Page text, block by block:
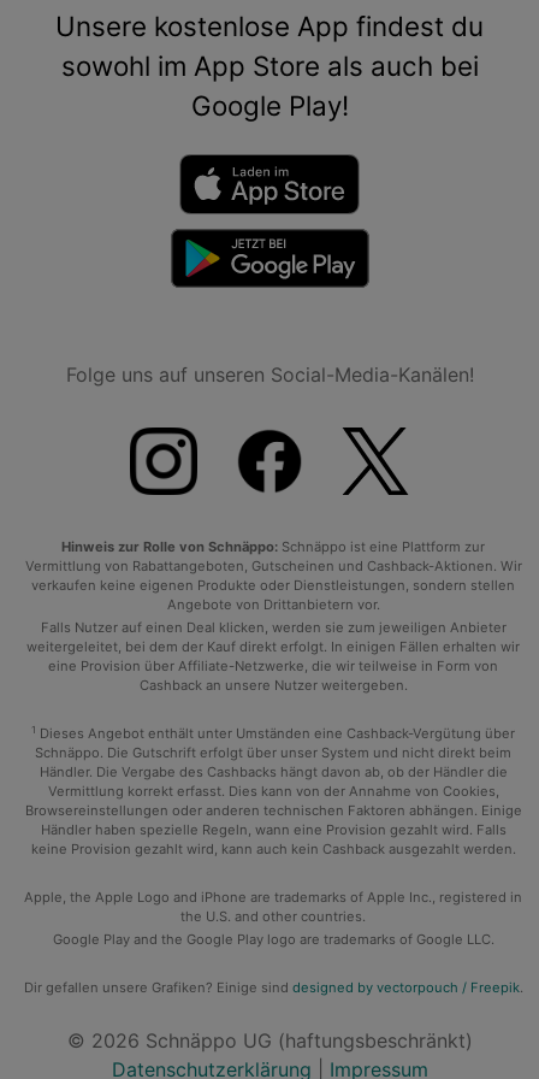
Unsere kostenlose App findest du
sowohl im App Store als auch bei
Google Play!
Folge uns auf unseren Social-Media-Kanälen!
Hinweis zur Rolle von Schnäppo: Schnäppo ist eine Plattform zur
Vermittlung von Rabattangeboten, Gutscheinen und Cashback-Aktionen. Wir
verkaufen keine eigenen Produkte oder Dienstleistungen, sondern stellen
Angebote von Drittanbietern vor.
Falls Nutzer auf einen Deal klicken, werden sie zum jeweiligen Anbieter
weitergeleitet, bei dem der Kauf direkt erfolgt. In einigen Fällen erhalten wir
eine Provision über Affiliate-Netzwerke, die wir teilweise in Form von
Cashback an unsere Nutzer weitergeben.
1 Dieses Angebot enthält unter Umständen eine Cashback-Vergütung über
Schnäppo. Die Gutschrift erfolgt über unser System und nicht direkt beim
Händler. Die Vergabe des Cashbacks hängt davon ab, ob der Händler die
Vermittlung korrekt erfasst. Dies kann von der Annahme von Cookies,
Browsereinstellungen oder anderen technischen Faktoren abhängen. Einige
Händler haben spezielle Regeln, wann eine Provision gezahlt wird. Falls
keine Provision gezahlt wird, kann auch kein Cashback ausgezahlt werden.
Apple, the Apple Logo and iPhone are trademarks of Apple Inc., registered in
the U.S. and other countries.
Google Play and the Google Play logo are trademarks of Google LLC.
Dir gefallen unsere Grafiken? Einige sind designed by vectorpouch / Freepik.
© 2026 Schnäppo UG (haftungsbeschränkt)
Datenschutzerklärung
Impressum